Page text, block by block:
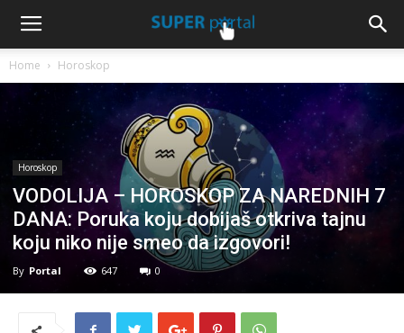
Home Horoskop
Horoskop
VODOLIJA – HOROSKOP ZA NAREDNIH 7
DANA: Poruka koju dobijaš otkriva tajnu
koju niko nije smeo da izgovori!
By Portal 647 0